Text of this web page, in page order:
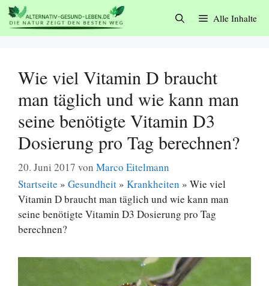
Zum
Inhalt
springen
Alle Inhalte
Wie viel Vitamin D braucht
man täglich und wie kann man
seine benötigte Vitamin D3
Dosierung pro Tag berechnen?
20. Juni 2017 von Marco Eitelmann
Startseite » Gesundheit » Krankheiten » Wie viel
Vitamin D braucht man täglich und wie kann man
seine benötigte Vitamin D3 Dosierung pro Tag
berechnen?